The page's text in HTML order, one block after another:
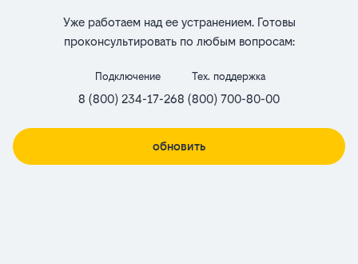
Уже работаем над ее устранением. Готовы
проконсультировать по любым вопросам:
Подключение
8 (800) 234-17-26
Тех. поддержка
8 (800) 700-80-00
обновить